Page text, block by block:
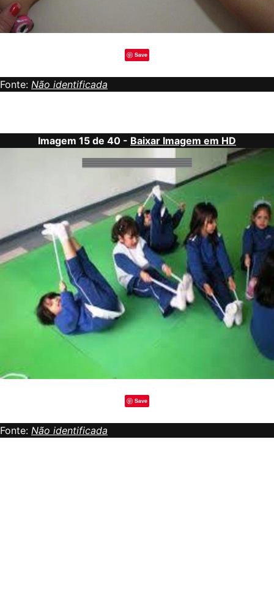
Save
Fonte: Não identificada
Imagem 15 de 40 - Baixar Imagem em HD
Save
Fonte: Não identificada